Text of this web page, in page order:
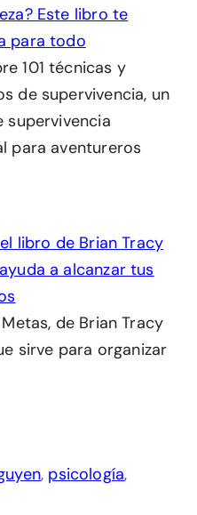
Este libro te
para todo
101 técnicas y
de supervivencia, un
supervivencia
para aventureros
libro de Brian Tracy
a alcanzar tus
de Brian Tracy
sirve para organizar
, psicología,